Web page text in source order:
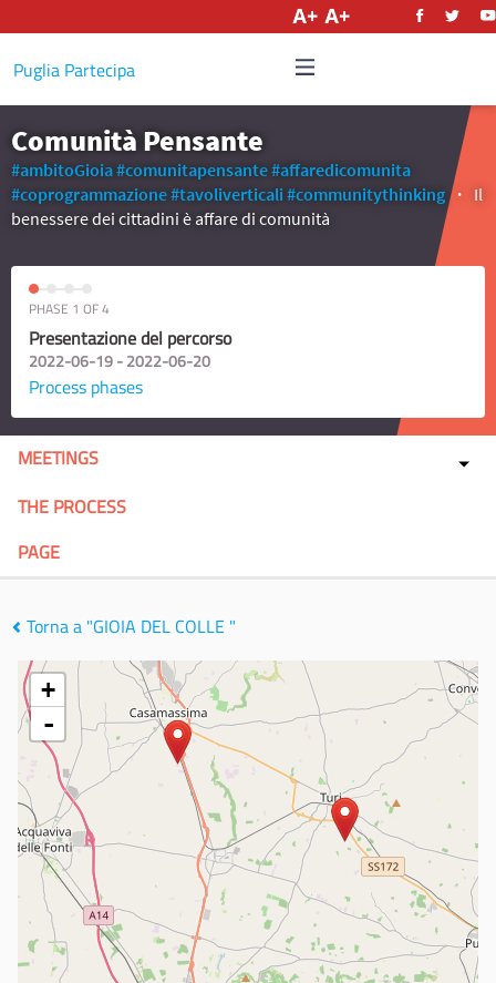
Puglia Partecipa
Comunità Pensante
#ambitoGioia#comunitapensante#affaredicomunita
#coprogrammazione#tavoliverticali #communitythinking
Il
benessere dei cittadini è affare di comunità
PHASE 1 OF 4
Presentazione del percorso
2022-06-19 - 2022-06-20
Process phases
MEETINGS
THE PROCESS
PAGE
Torna a "GIOIA DEL COLLE "
+
-